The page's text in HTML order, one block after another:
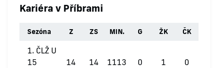
Kariéra v Příbrami
Sezóna Z ZS MIN. G ŽK ČK
1. ČLŽ U
15
14 14 1113 0 1 0